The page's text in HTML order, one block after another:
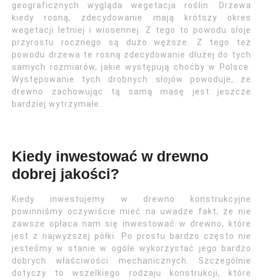
geograficznych wygląda wegetacja roślin. Drzewa
kiedy rosną, zdecydowanie mają krótszy okres
wegetacji letniej i wiosennej. Z tego to powodu słoje
przyrostu rocznego są dużo węższe. Z tego też
powodu drzewa te rosną zdecydowanie dłużej do tych
samych rozmiarów, jakie występują choćby w Polsce.
Występowanie tych drobnych słojów powoduje, że
drewno zachowując tą samą masę jest jeszcze
bardziej wytrzymałe.
Kiedy inwestować w drewno
dobrej jakości?
Kiedy inwestujemy w drewno konstrukcyjne
powinniśmy oczywiście mieć na uwadze fakt, że nie
zawsze opłaca nam się inwestować w drewno, które
jest z najwyższej półki. Po prostu bardzo często nie
jesteśmy w stanie w ogóle wykorzystać jego bardzo
dobrych właściwości mechanicznych. Szczególnie
dotyczy to wszelkiego rodzaju konstrukcji, które